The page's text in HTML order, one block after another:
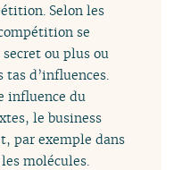
Selon les
se
ou plus ou
d’influences.
influence du
le business
par exemple dans
molécules.